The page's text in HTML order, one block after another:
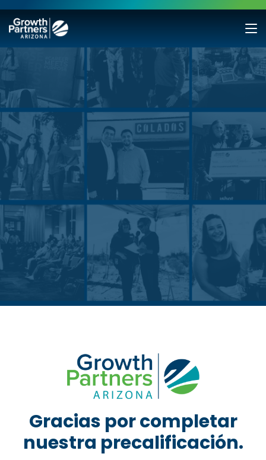
Gracias por completar
nuestra precalificación.